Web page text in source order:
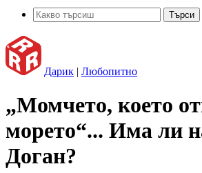
Дарик | Любопитно
„Момчето, което
морето“... Има ли
Доган?